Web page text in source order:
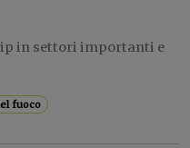
in settori importanti e
fuoco